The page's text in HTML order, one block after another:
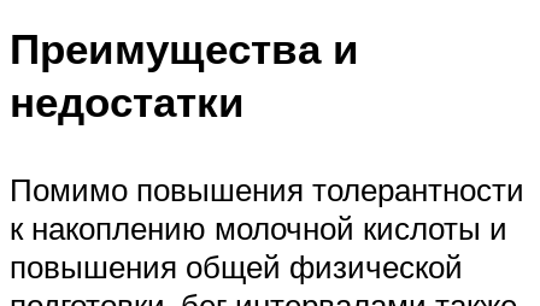
Преимущества и
недостатки
Помимо повышения толерантности
к накоплению молочной кислоты и
повышения общей физической